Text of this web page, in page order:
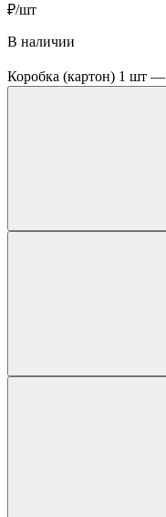
₽/шт
В наличии
Коробка (картон) 1 шт —